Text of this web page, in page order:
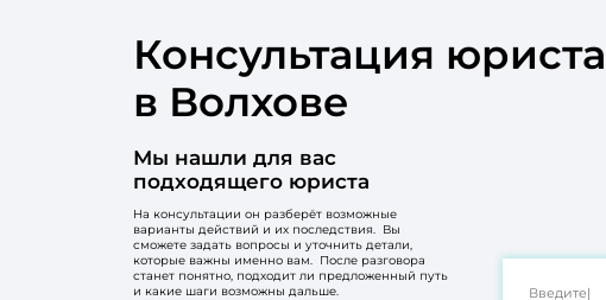
Консультация юриста
в Волхове
Мы нашли для вас
подходящего юриста
На консультации он разберёт возможные
варианты действий и их последствия. Вы
сможете задать вопросы и уточнить детали,
которые важны именно вам. После разговора
станет понятно, подходит ли предложенный путь
и какие шаги возможны дальше.